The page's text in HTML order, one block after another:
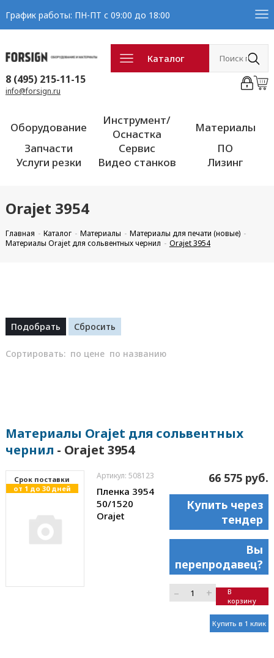
График работы: ПН-ПТ с 09:00 до 18:00
Каталог
8 (495) 215-11-15
info@forsign.ru
Оборудование
Инструмент/
Оснастка
Материалы
Запчасти
Сервис
ПО
Услуги резки
Видео станков Лизинг
Orajet 3954
Главная Каталог Материалы
Материалы для печати (новые)
Материалы Orajet для сольвентных чернил
Orajet 3954
Сортировать: по цене по названию
Материалы Orajet для сольвентных
чернил - Orajet 3954
Cрок поставки
от 1 до 30 дней
Артикул: 508123
Пленка 3954
50/1520
Orajet
66 575 руб.
Купить через
тендер
Вы
перепродавец?
– +
В
корзину
Купить в 1 клик